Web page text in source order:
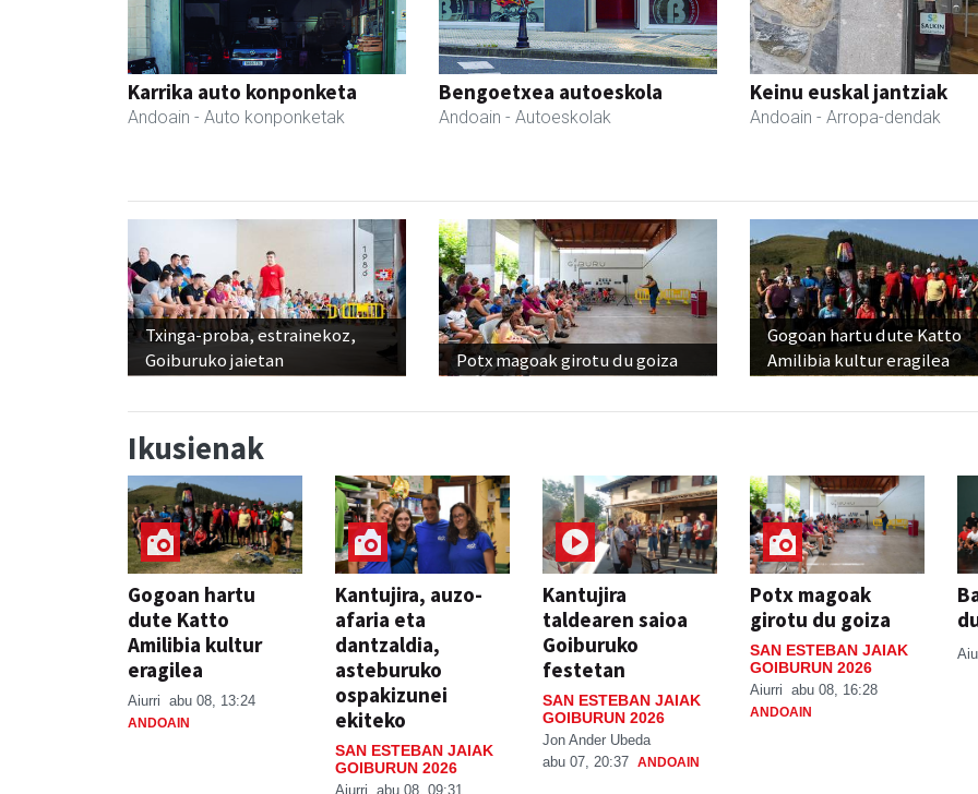
Karrika auto konponketa
Andoain - Auto konponketak
Bengoetxea autoeskola
Andoain - Autoeskolak
Keinu euskal jantziak
Andoain - Arropa-dendak
Txinga-proba, estrainekoz,
Goiburuko jaietan
Potx magoak girotu du goiza
Gogoan hartu dute Katto
Amilibia kultur eragilea
Ikusienak
Gogoan hartu
dute Katto
Amilibia kultur
eragilea
Aiurri abu 08, 13:24
ANDOAIN
Kantujira, auzo-
afaria eta
dantzaldia,
asteburuko
ospakizunei
ekiteko
SAN ESTEBAN JAIAK
GOIBURUN 2026
Aiurri abu 08, 09:31
Kantujira
taldearen saioa
Goiburuko
festetan
SAN ESTEBAN JAIAK
GOIBURUN 2026
Jon Ander Ubeda
abu 07, 20:37 ANDOAIN
Potx magoak
girotu du goiza
SAN ESTEBAN JAIAK
GOIBURUN 2026
Aiurri abu 08, 16:28
ANDOAIN